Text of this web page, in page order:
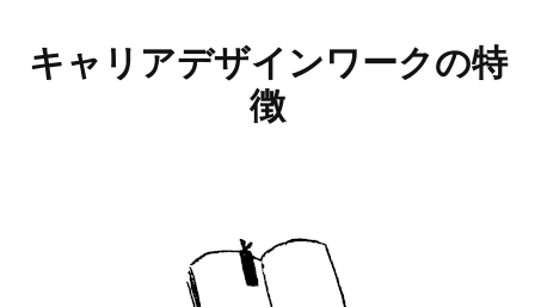
キャリアデザインワークの特
徴